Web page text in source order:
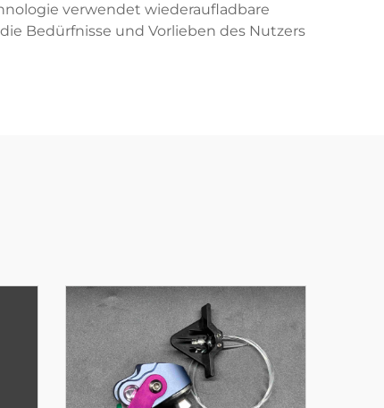
verwendet wiederaufladbare
Bedürfnisse und Vorlieben des Nutzers